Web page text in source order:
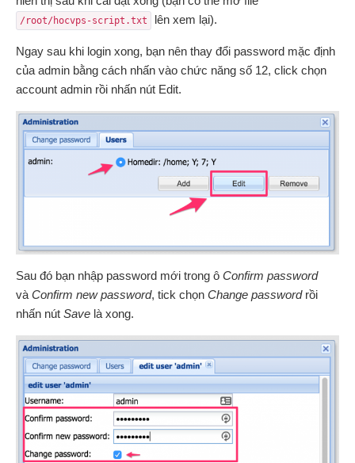
/root/hocvps-script.txt lên xem lại).
Ngay sau khi login xong, bạn nên thay đổi password mặc định
của admin bằng cách nhấn vào chức năng số 12, click chọn
account admin rồi nhấn nút Edit.
Sau đó bạn nhập password mới trong ô Confirm password
và Confirm new password, tick chọn Change passwordrồi
nhấn nút Save là xong.